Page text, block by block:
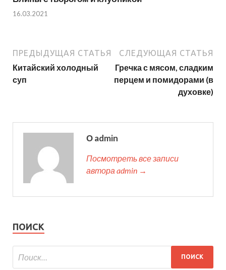
16.03.2021
ПРЕДЫДУЩАЯ СТАТЬЯ
Китайский холодный
суп
СЛЕДУЮЩАЯ СТАТЬЯ
Гречка с мясом, сладким
перцем и помидорами (в
духовке)
О admin
Посмотреть все записи
автора admin →
ПОИСК